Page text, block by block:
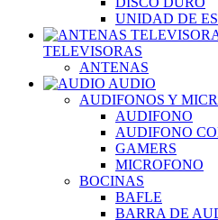
UNIDAD DE
TELEVISORAS
ANTENAS
AUDIO
AUDIFONOS Y
AUDIFONO
AUDIFONO
GAMERS
MICROFONO
BOCINAS
BAFLE
BARRA DE